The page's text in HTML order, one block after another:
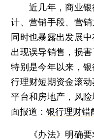
近几年，商业银
计、营销手段、营
同时也暴露出发展
出现误导销售，损害
特别是今年以来，
行理财短期资金滚
平台和房地产，风
面报道：银行理财错
《办法》明确要